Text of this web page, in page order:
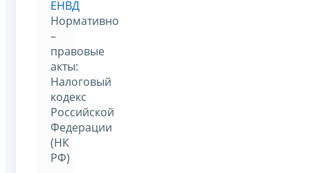
ЕНВД
Нормативно
–
правовые
акты:
Налоговый
кодекс
Российской
Федерации
(НК
РФ)